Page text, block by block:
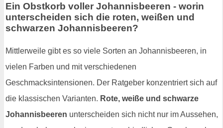
Ein Obstkorb voller Johannisbeeren - worin
unterscheiden sich die roten, weißen und
schwarzen Johannisbeeren?
Mittlerweile gibt es so viele Sorten an Johannisbeeren, in
vielen Farben und mit verschiedenen
Geschmacksintensionen. Der Ratgeber konzentriert sich auf
die klassischen Varianten. Rote, weiße und schwarze
Johannisbeeren unterscheiden sich nicht nur im Aussehen,